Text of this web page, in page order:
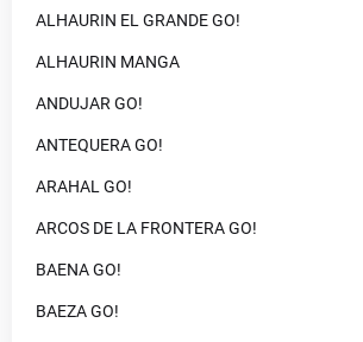
ALHAURIN EL GRANDE GO!
ALHAURIN MANGA
ANDUJAR GO!
ANTEQUERA GO!
ARAHAL GO!
ARCOS DE LA FRONTERA GO!
BAENA GO!
BAEZA GO!